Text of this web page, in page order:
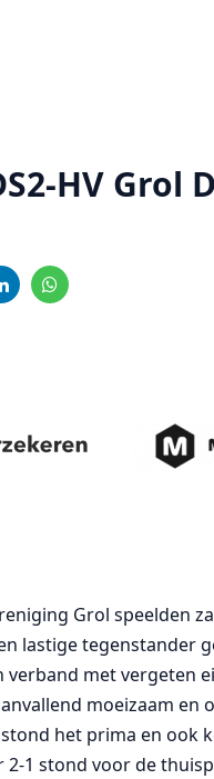
HV Grol
Grol speelden
lastige tegenstander
met vergeten
moeizaam
het prima en ook
1 stond voor de